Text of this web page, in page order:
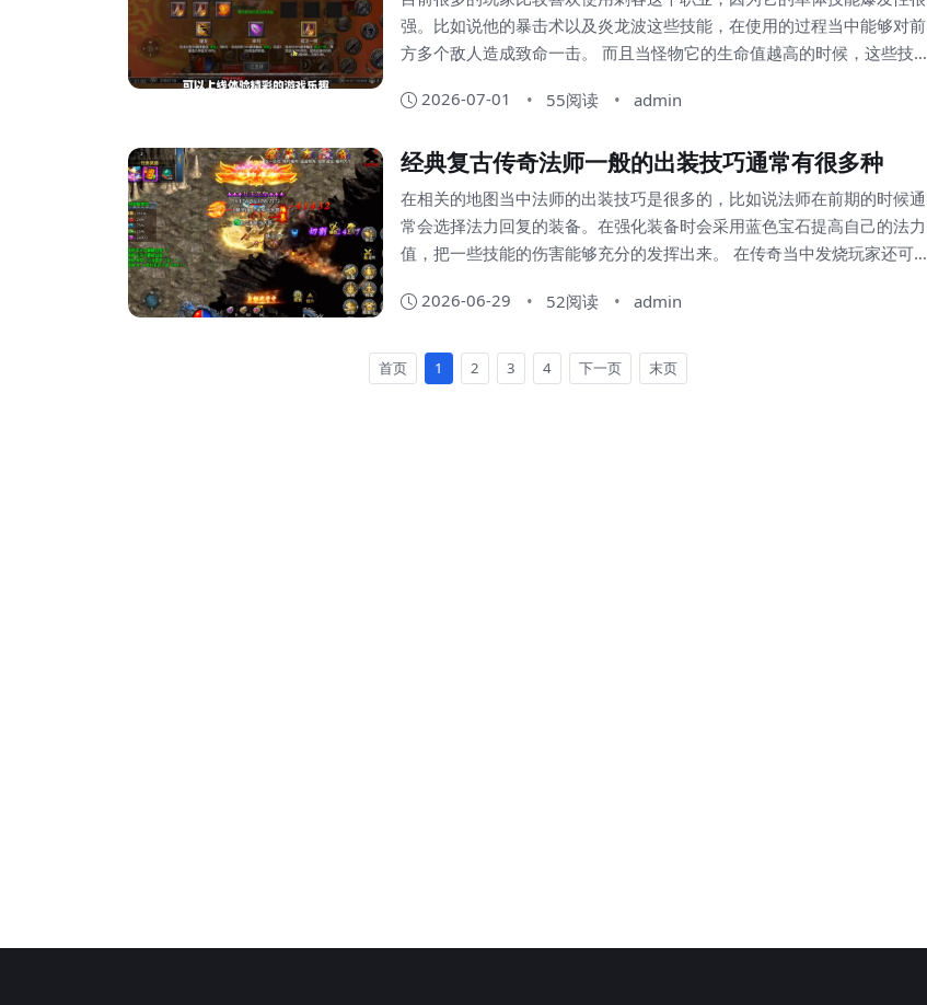
强。比如说他的暴击术以及炎龙波这些技能，在使用的过程当中能够对前
方多个敌人造成致命一击。 而且当怪物它的生命值越高的时候，这些技
更新情况，选择一个好的职业来发挥出它的优势，这样我们在升级的时候
为它的重要的被动属性。如果我们使用的...
2026-07-01 55阅读 admin
经典复古传奇法师一般的出装技巧通常有很多种
在相关的地图当中法师的出装技巧是很多的，比如说法师在前期的时候通
常会选择法力回复的装备。在强化装备时会采用蓝色宝石提高自己的法力
值，把一些技能的伤害能够充分的发挥出来。 在传奇当中发烧玩家还可
的装备类型，可以使我们很多技能瞬间去秒杀一些怪物，这样我们在做任
一些防御装备。当我们的防御能力越强的...
2026-06-29 52阅读 admin
首页 1 2 3 4 下一页 末页